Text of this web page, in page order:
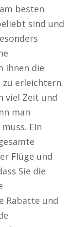
besten
sind und
Ihnen die
zu erleichtern.
viel Zeit und
man
Ein
Flüge und
Sie die
Rabatte und